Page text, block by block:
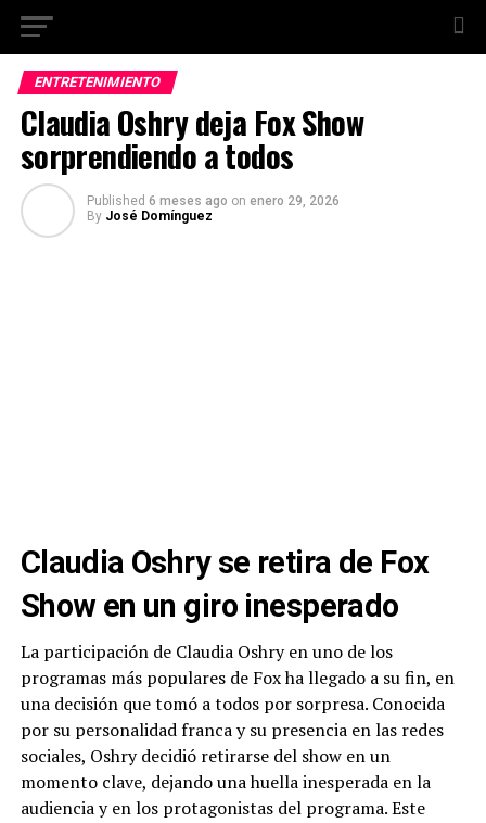
ENTRETENIMIENTO
Claudia Oshry deja Fox Show
sorprendiendo a todos
Published 6 meses ago on enero 29, 2026
By José Domínguez
Claudia Oshry se retira de Fox
Show en un giro inesperado
La participación de Claudia Oshry en uno de los
programas más populares de Fox ha llegado a su fin, en
una decisión que tomó a todos por sorpresa. Conocida
por su personalidad franca y su presencia en las redes
sociales, Oshry decidió retirarse del show en un
momento clave, dejando una huella inesperada en la
audiencia y en los protagonistas del programa. Este